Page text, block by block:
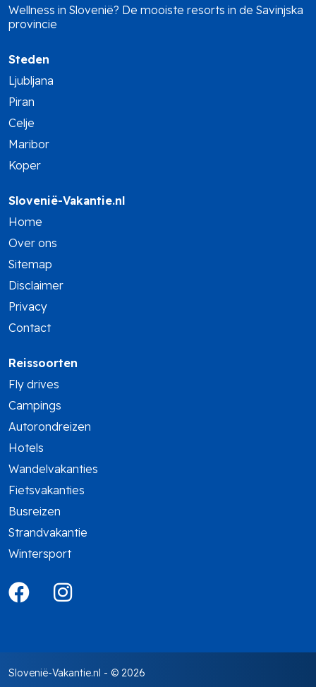
Wellness in Slovenië? De mooiste resorts in de Savinjska
provincie
Steden
Ljubljana
Piran
Celje
Maribor
Koper
Slovenië-Vakantie.nl
Home
Over ons
Sitemap
Disclaimer
Privacy
Contact
Reissoorten
Fly drives
Campings
Autorondreizen
Hotels
Wandelvakanties
Fietsvakanties
Busreizen
Strandvakantie
Wintersport
Slovenië-Vakantie.nl - © 2026